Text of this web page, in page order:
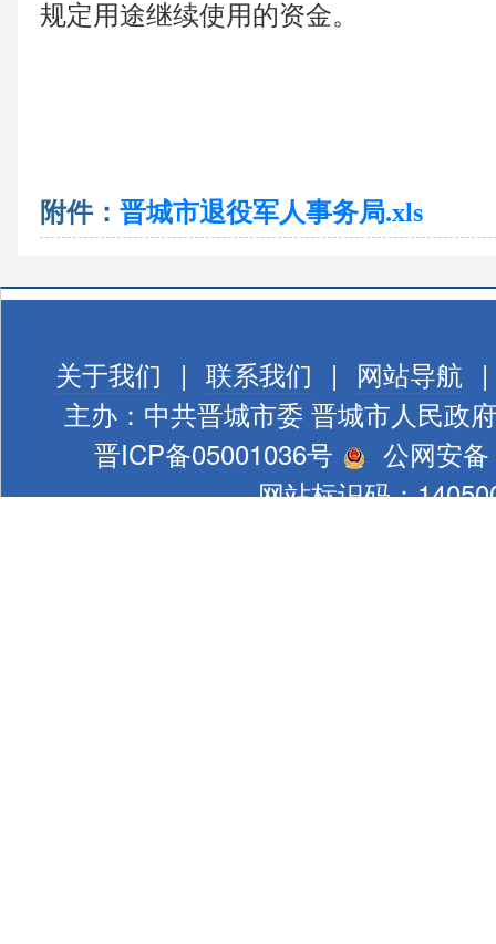
规定用途继续使用的资金。
附件： 晋城市退役军人事务局.xls
关于我们 | 联系我们 | 网站导航 |
主办：中共晋城市委 晋城市人民政府
晋ICP备05001036号
公网安
网站标识码：